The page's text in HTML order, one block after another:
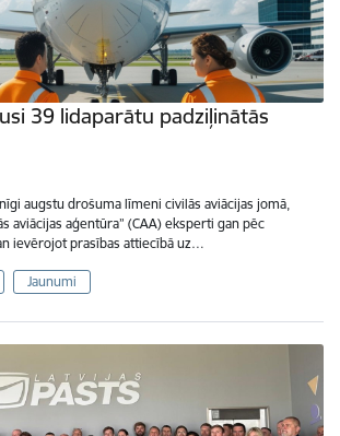
39 lidaparātu padziļinātās
augstu drošuma līmeni civilās aviācijas jomā,
aviācijas aģentūra” (CAA) eksperti gan pēc
ievērojot prasības attiecībā uz…
Jaunumi